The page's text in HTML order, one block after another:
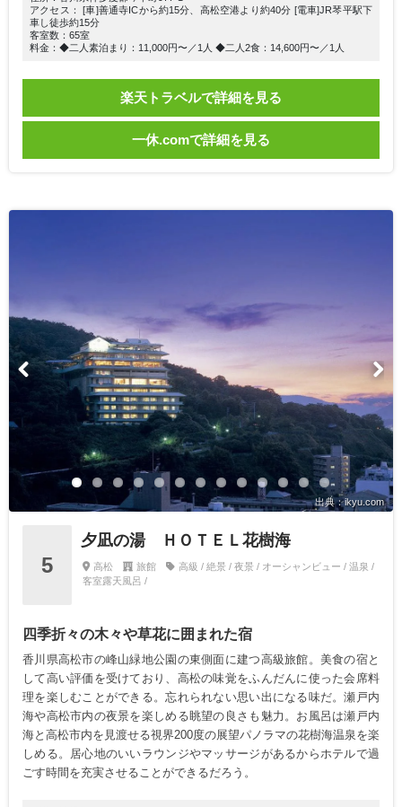
アクセス： [車]善通寺ICから約15分、高松空港より約40分 [電車]JR琴平駅下
車し徒歩約15分
客室数：65室
料金：◆二人素泊まり：11,000円〜／1人 ◆二人2食：14,600円〜／1人
楽天トラベルで詳細を見る
一休.comで詳細を見る
出典：ikyu.com
5
夕凪の湯 ＨＯＴＥＬ花樹海
高松 旅館
高級 / 絶景 / 夜景 / オーシャンビュー / 温泉 /
客室露天風呂 /
四季折々の木々や草花に囲まれた宿
香川県高松市の峰山緑地公園の東側面に建つ高級旅館。美食の宿と
して高い評価を受けており、高松の味覚をふんだんに使った会席料
理を楽しむことができる。忘れられない思い出になる味だ。瀬戸内
海や高松市内の夜景を楽しめる眺望の良さも魅力。お風呂は瀬戸内
海と高松市内を見渡せる視界200度の展望パノラマの花樹海温泉を楽
しめる。居心地のいいラウンジやマッサージがあるからホテルで過
ごす時間を充実させることができるだろう。